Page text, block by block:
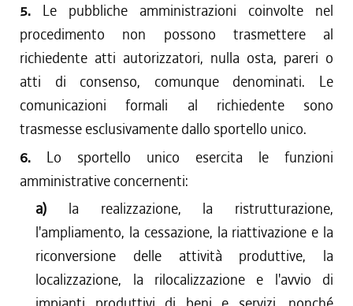
5. Le pubbliche amministrazioni coinvolte nel
procedimento non possono trasmettere al
richiedente atti autorizzatori, nulla osta, pareri o
atti di consenso, comunque denominati. Le
comunicazioni formali al richiedente sono
trasmesse esclusivamente dallo sportello unico.
6.
Lo sportello unico esercita le funzioni
amministrative concernenti:
a) la realizzazione, la ristrutturazione,
l'ampliamento, la cessazione, la riattivazione e la
riconversione delle attività produttive, la
localizzazione, la rilocalizzazione e l'avvio di